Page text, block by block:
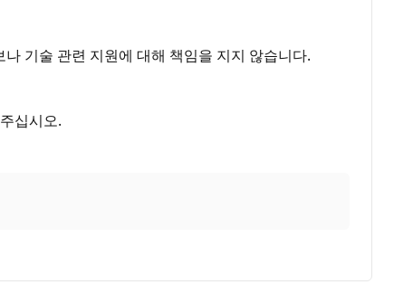
기술 관련 지원에 대해 책임을 지지 않습니다.
십시오.